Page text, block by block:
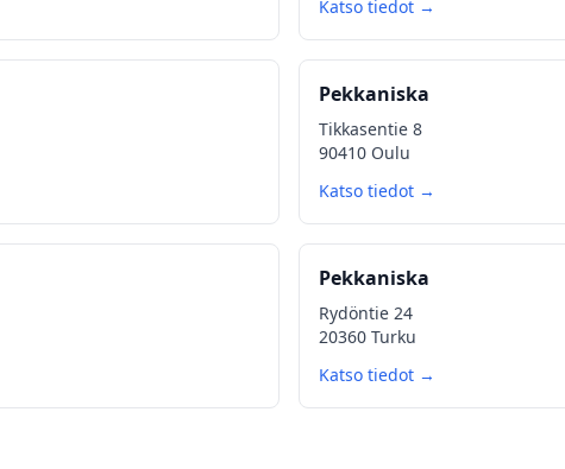
Katso tiedot →
Pekkaniska
Tikkasentie 8
90410 Oulu
Katso tiedot →
Pekkaniska
Rydöntie 24
20360 Turku
Katso tiedot →